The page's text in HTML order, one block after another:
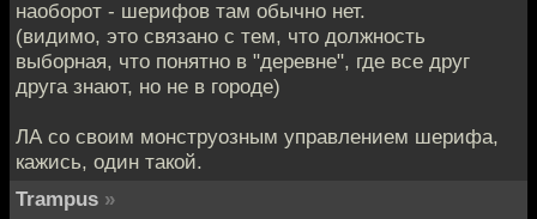
наоборот - шерифов там обычно нет.
(видимо, это связано с тем, что должность
выборная, что понятно в "деревне", где все друг
друга знают, но не в городе)
ЛА со своим монструозным управлением шерифа,
кажись, один такой.
Trampus »